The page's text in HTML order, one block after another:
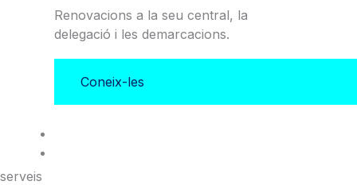
Renovacions a la seu central, la
delegació i les demarcacions.
Coneix-les
serveis